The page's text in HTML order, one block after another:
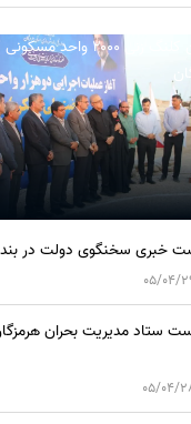
گزارش تصویری/ آیین کلنگ
خبری سخنگوی دولت در
05/04/
ستاد مدیریت بحران
05/04/